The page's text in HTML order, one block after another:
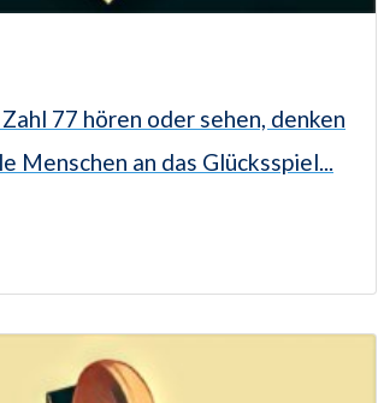
77 hören oder sehen, denken
Menschen an das Glücksspiel...